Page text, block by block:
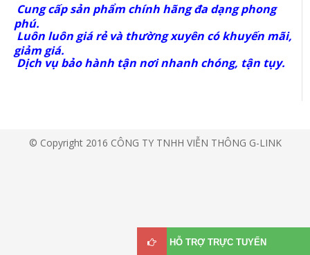
HỖ TRỢ TRỰC TUYẾN
Cung cấp sản phẩm chính hãng đa dạng phong
phú.
Luôn luôn giá rẻ và thường xuyên có khuyến mãi,
giảm giá.
Dịch vụ bảo hành tận nơi nhanh chóng, tận tụy.
© Copyright 2016 CÔNG TY TNHH VIỄN THÔNG G-LINK